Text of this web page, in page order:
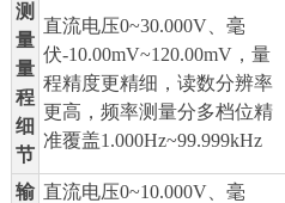
测
量
量
程
细
节
直流电压0~30.000V、毫
伏-10.00mV~120.00mV，量
程精度更精细，读数分辨率
更高，频率测量分多档位精
准覆盖1.000Hz~99.999kHz
输 直流电压0~10.000V、毫